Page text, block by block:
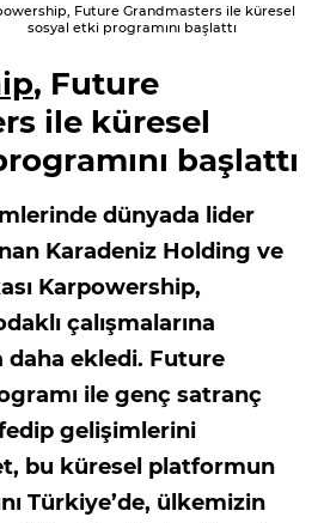
Future Grandmasters ile küresel
sosyal etki programını başlattı
, Future
ile küresel
başlattı
dünyada lider
Karadeniz Holding ve
Karpowership,
çalışmalarına
ekledi. Future
ile genç satranç
gelişimlerini
bu küresel platformun
Türkiye’de, ülkemizin